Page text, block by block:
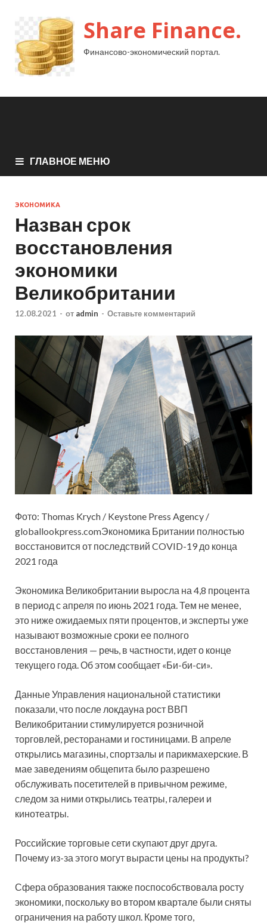
Share Finance.
Финансово-экономический портал.
ГЛАВНОЕ МЕНЮ
ЭКОНОМИКА
Назван срок
восстановления
экономики
Великобритании
12.08.2021 - от admin - Оставьте комментарий
Фото: Thomas Krych / Keystone Press Agency /
globallookpress.comЭкономика Британии полностью
восстановится от последствий COVID-19 до конца
2021 года
Экономика Великобритании выросла на 4,8 процента
в период с апреля по июнь 2021 года. Тем не менее,
это ниже ожидаемых пяти процентов, и эксперты уже
называют возможные сроки ее полного
восстановления — речь, в частности, идет о конце
текущего года. Об этом сообщает «Би-би-си».
Данные Управления национальной статистики
показали, что после локдауна рост ВВП
Великобритании стимулируется розничной
торговлей, ресторанами и гостиницами. В апреле
открылись магазины, спортзалы и парикмахерские. В
мае заведениям общепита было разрешено
обслуживать посетителей в привычном режиме,
следом за ними открылись театры, галереи и
кинотеатры.
Российские торговые сети скупают друг друга.
Почему из-за этого могут вырасти цены на продукты?
Сфера образования также поспособствовала росту
экономики, поскольку во втором квартале были сняты
ограничения на работу школ. Кроме того,